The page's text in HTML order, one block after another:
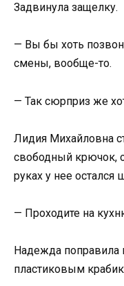
Задвинула защелку.
— Вы бы хоть
смены, вообще-то.
— Так сюрприз же
Лидия Михайловна
свободный крючок,
руках у нее
— Проходите на
Надежда поправила
пластиковым